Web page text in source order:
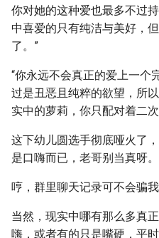
你对她的这种爱也最多不过
中喜爱的只有纯洁与美好，
了。”
“你永远不会真正的爱上一个
过是丑恶且纯粹的欲望，所
实中的萝莉，你只配对着二
这下幼儿圆选手彻底哑火了
是口嗨而已，老哥别当真呀
哼，群里聊天记录可不会骗
当然，现实中哪有那么多真
嗨，或者有的只是嘴硬，平